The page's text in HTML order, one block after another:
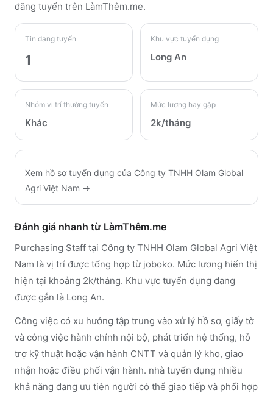
đăng tuyển trên LàmThêm.me.
Tin đang tuyển
1
Khu vực tuyển dụng
Long An
Nhóm vị trí thường tuyển
Khác
Mức lương hay gặp
2k/tháng
Xem hồ sơ tuyển dụng của Công ty TNHH Olam Global
Agri Việt Nam →
Đánh giá nhanh từ LàmThêm.me
Purchasing Staff tại Công ty TNHH Olam Global Agri Việt
Nam là vị trí được tổng hợp từ joboko. Mức lương hiển thị
hiện tại khoảng 2k/tháng. Khu vực tuyển dụng đang
được gắn là Long An.
Công việc có xu hướng tập trung vào xử lý hồ sơ, giấy tờ
và công việc hành chính nội bộ, phát triển hệ thống, hỗ
trợ kỹ thuật hoặc vận hành CNTT và quản lý kho, giao
nhận hoặc điều phối vận hành. nhà tuyển dụng nhiều
khả năng đang ưu tiên người có thể giao tiếp và phối hợp